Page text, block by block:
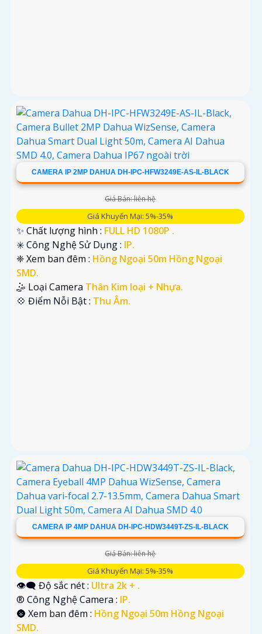
CAMERA IP 2MP DAHUA DH-IPC-HFW3249E-AS-IL-BLACK
Giá Bán: liên hệ
Giá Khuyến Mại: 5%-35%
✨ Chất lượng hình : FULL HD 1080P .
✳️ Công Nghệ Sử Dụng : IP.
❈ Xem ban đêm : Hồng Ngoại 50m Hồng Ngoại
SMD.
🤹 Loại Camera Thân Kim loại + Nhựa.
️💠 Điểm Nỗi Bật : Thu Âm.
CAMERA IP 4MP DAHUA DH-IPC-HDW3449T-ZS-IL-BLACK
Giá Bán: liên hệ
Giá Khuyến Mại: 5%-35%
👁️‍🗨 Độ sắc nét : Ultra 2k + .
®️ Công Nghệ Camera : IP.
🌚 Xem ban đêm : Hồng Ngoại 50m Hồng Ngoại
SMD.